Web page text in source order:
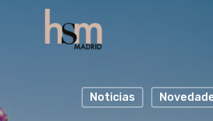
Noticias